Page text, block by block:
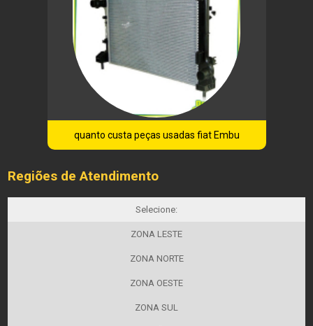
quanto custa peças usadas fiat Embu
Regiões de Atendimento
Selecione:
ZONA LESTE
ZONA NORTE
ZONA OESTE
ZONA SUL